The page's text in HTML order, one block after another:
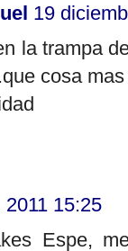
19
la trampa
cosa
15:25
Espe,